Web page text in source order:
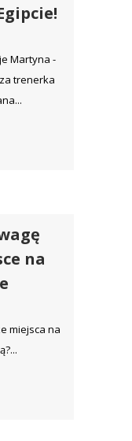
Martyna -
trenerka
na
miejsca na